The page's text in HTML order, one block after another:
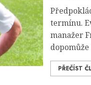
termínu.
manažer
PŘEČÍST